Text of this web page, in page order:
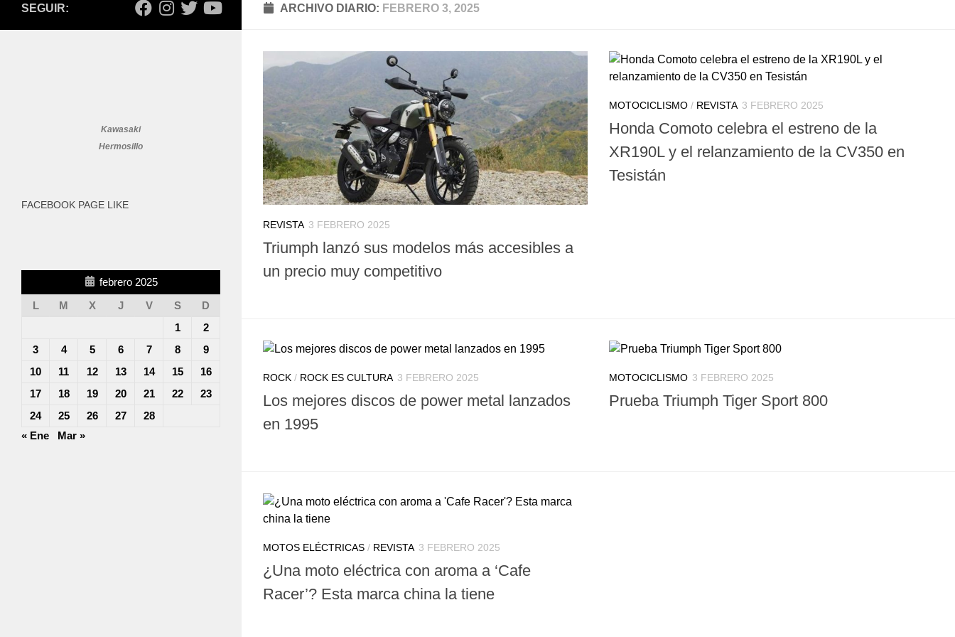
ARCHIVO DIARIO: FEBRERO 3, 2025
REVISTA 3 FEBRERO 2025
Triumph lanzó sus modelos más accesibles a
un precio muy competitivo
MOTOCICLISMO / REVISTA 3 FEBRERO 2025
Honda Comoto celebra el estreno de la
XR190L y el relanzamiento de la CV350 en
Tesistán
ROCK / ROCK ES CULTURA 3 FEBRERO 2025
Los mejores discos de power metal lanzados
en 1995
MOTOCICLISMO 3 FEBRERO 2025
Prueba Triumph Tiger Sport 800
MOTOS ELÉCTRICAS / REVISTA 3 FEBRERO 2025
¿Una moto eléctrica con aroma a ‘Cafe
Racer’? Esta marca china la tiene
SEGUIR:
Kawasaki
Hermosillo
FACEBOOK PAGE LIKE
febrero 2025
L
M X J V S
D
1
2
3
4 5 6 7 8
9
10
11 12 13 14 15
16
17
18 19 20 21 22
23
24
25 26 27
28
« Ene
Mar »